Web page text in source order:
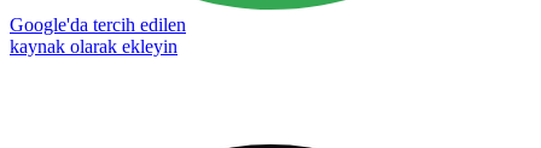
Google'da tercih edilen
kaynak olarak ekleyin